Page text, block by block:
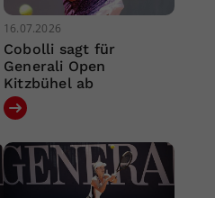
16.07.2026
Cobolli sagt für
Generali Open
Kitzbühel ab